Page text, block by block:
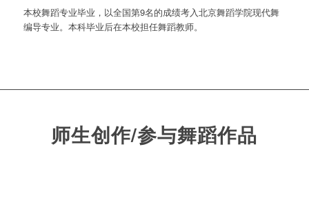
本校舞蹈专业毕业，以全国第9名的成绩考入北京舞蹈学院现代舞
编导专业。本科毕业后在本校担任舞蹈教师。
师生创作/参与舞蹈作品